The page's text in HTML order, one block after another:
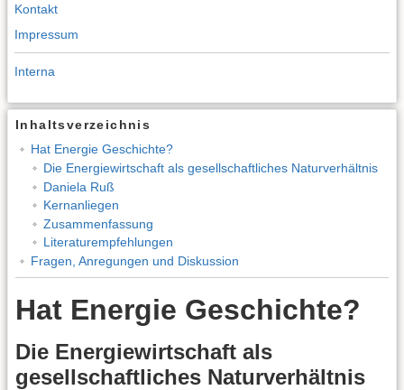
Kontakt
Impressum
Interna
Inhaltsverzeichnis
Hat Energie Geschichte?
Die Energiewirtschaft als gesellschaftliches Naturverhältnis
Daniela Ruß
Kernanliegen
Zusammenfassung
Literaturempfehlungen
Fragen, Anregungen und Diskussion
Hat Energie Geschichte?
Die Energiewirtschaft als
gesellschaftliches Naturverhältnis